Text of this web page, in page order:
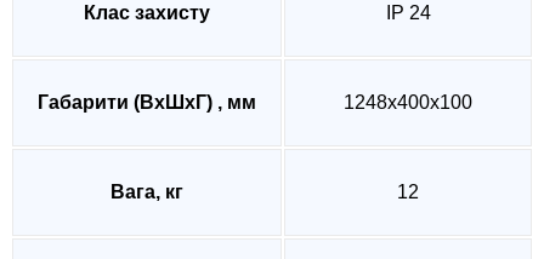
Клас захисту IP 24
Габарити (ВхШхГ) , мм 1248х400х100
Вага, кг 12